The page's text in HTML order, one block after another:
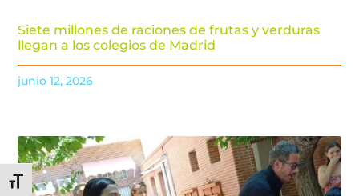
Alternar tamaño de letra
Siete millones de raciones de frutas y verduras
llegan a los colegios de Madrid
junio 12, 2026